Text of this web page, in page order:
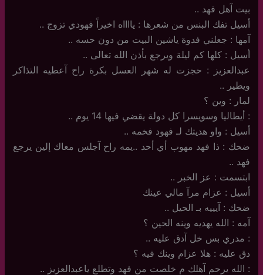
بيت آهل فهد ..
أسيل تفك البنس من شعرها : يااااه اخيراً فهودي تزوج ..
آمها : جعلني فدوة ياشين البيت من دون حسه ..
أسيل : كلها كم ليلة ويرجع بأذن الله تعالى ..
عبدالعزيز : حجزت له شهر العسل بكرة راح آعطيه التذاكر
ويطير ..
لمار : وين ؟
: أيطاليا وسويسرا كل دولة يقضي فيها 14 يوم ..
أسيل : واو هديتك لـ فهود فخمه ..
ضحك : ذا فهد مهوب أي أحد ..يمه راح آجلس معاك إلين يرجع
فهد ..
ابتسمت : عز الخبر ..
أسيل : عزام مرآ مالي عينك
ضحك : آيييه بـ الحيل ..
آمه : الله يهديه وينه الحين ؟
: مدري بس خل آدق عليه ..
دق عليه : هلا عزام وينك فيه ؟
: الله يرحم آهلك م خلصت من فهد وتطلع ياعبدالعزيز ..